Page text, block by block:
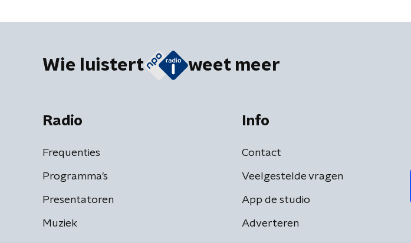
Wie luistert weet meer
Radio
Frequenties
Programma's
Presentatoren
Muziek
Info
Contact
Veelgestelde vragen
App de studio
Adverteren